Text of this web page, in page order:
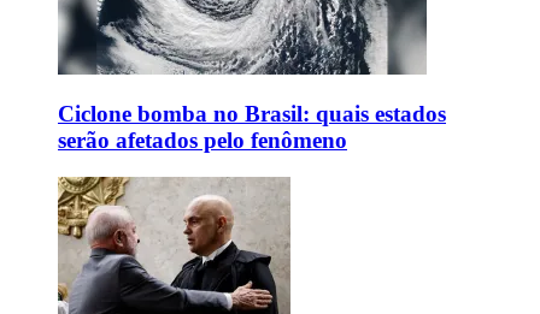
Ciclone bomba no Brasil: quais estados
serão afetados pelo fenômeno